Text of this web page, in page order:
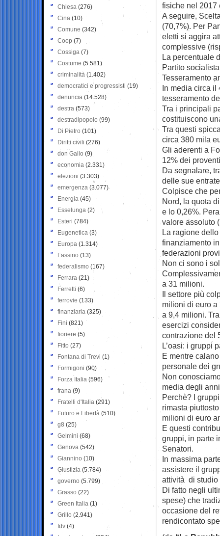
fisiche nel 2017
A seguire,
(70,7%). Per
eletti si aggira
complessive
La percentuale
Partito
Tesseramento
In media circa il
tesseramento
Tra i principali
costituiscono
Tra questi
circa 380 mila
Gli aderenti a
12% dei
Da segnalare,
delle sue
Colpisce che
Nord, la quota
e lo 0,26%.
valore assoluto
La ragione
finanziamento
federazioni
Non ci sono i
a 31 milioni.
Il settore più
milioni di euro
a 9,4 milioni.
esercizi
contrazione del
L’oasi: i gruppi
E mentre
personale dei
Non
media degli
Perchè? I
rimasta
milioni di euro
E questi
gruppi, in parte
Senatori.
In massima
assistere il
attività di studio
Di fatto negli
spese) che
occasione del
rendicontato
Chiesa (276)
Cina (10)
Comune (342)
Coop (7)
Cossiga (7)
Costume (5.581)
criminalità (1.402)
democratici e progressisti (19)
denuncia (14.528)
destra (573)
destradipopolo (99)
Di Pietro (101)
Diritti civili (276)
don Gallo (9)
economia (2.331)
elezioni (3.303)
emergenza (3.077)
Energia (45)
Esselunga (2)
Esteri (784)
Eugenetica (3)
Europa (1.314)
Fassino (13)
federalismo (167)
Ferrara (21)
Ferretti (6)
ferrovie (133)
finanziaria (325)
Fini (821)
fioriere (5)
Fitto (27)
Fontana di Trevi (1)
Formigoni (90)
Forza Italia (596)
frana (9)
Fratelli d'Italia (291)
Futuro e Libertà (510)
g8 (25)
Gelmini (68)
Genova (542)
Giannino (10)
Giustizia (5.784)
governo (5.799)
Grasso (22)
Green Italia (1)
Grillo (2.941)
Idv (4)